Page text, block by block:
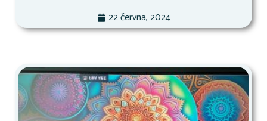
22 června, 2024